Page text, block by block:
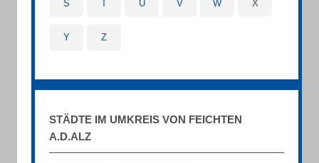
S T U V W X
Y Z
STÄDTE IM UMKREIS VON FEICHTEN
A.D.ALZ